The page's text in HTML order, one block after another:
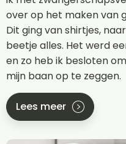
over op het maken van
Dit ging van shirtjes,
beetje alles. Het werd
en zo heb ik besloten
mijn baan op te zeggen.
Lees meer